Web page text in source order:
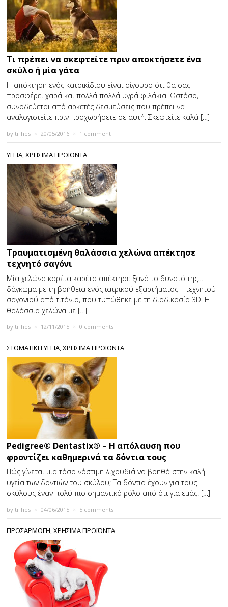
Τι πρέπει να σκεφτείτε πριν αποκτήσετε ένα
σκύλο ή μία γάτα
Η απόκτηση ενός κατοικίδιου είναι σίγουρο ότι θα σας
προσφέρει χαρά και πολλά πολλά υγρά φιλάκια. Ωστόσο,
συνοδεύεται από αρκετές δεσμεύσεις που πρέπει να
αναλογιστείτε πριν προχωρήσετε σε αυτή. Σκεφτείτε καλά […]
bytrihes 20/05/2016 1 comment
ΥΓΕΙΑ,ΧΡΗΣΙΜΑ ΠΡΟΪΟΝΤΑ
Τραυματισμένη θαλάσσια χελώνα απέκτησε
τεχνητό σαγόνι
Μία χελώνα καρέτα καρέτα απέκτησε ξανά το δυνατό της…
δάγκωμα με τη βοήθεια ενός ιατρικού εξαρτήματος – τεχνητού
σαγονιού από τιτάνιο, που τυπώθηκε με τη διαδικασία 3D. Η
θαλάσσια χελώνα με […]
bytrihes 12/11/2015 0 comments
ΣΤΟΜΑΤΙΚΗ ΥΓΕΙΑ,ΧΡΗΣΙΜΑ ΠΡΟΪΟΝΤΑ
Pedigree® Dentastix® – Η απόλαυση που
φροντίζει καθημερινά τα δόντια τους
Πώς γίνεται μια τόσο νόστιμη λιχουδιά να βοηθά στην καλή
υγεία των δοντιών του σκύλου; Τα δόντια έχουν για τους
σκύλους έναν πολύ πιο σημαντικό ρόλο από ότι για εμάς. […]
bytrihes 04/06/2015 5 comments
ΠΡΟΣΑΡΜΟΓΗ,ΧΡΗΣΙΜΑ ΠΡΟΪΟΝΤΑ